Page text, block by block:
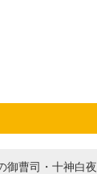
御曹司・十神白夜